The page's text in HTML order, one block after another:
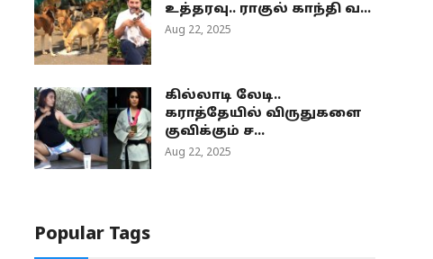
உத்தரவு.. ராகுல் காந்தி வ...
Aug 22, 2025
கில்லாடி லேடி..
கராத்தேயில் விருதுகளை
குவிக்கும் ச...
Aug 22, 2025
Popular Tags